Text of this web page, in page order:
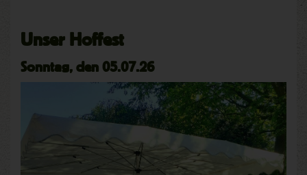
Unser Hoffest
Sonntag, den 05.07.26